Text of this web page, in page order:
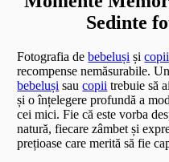
Sedinte
Fotografia debebeluși șicopii
recompense nemăsurabile.
bebeluși saucopii trebuie să
și o înțelegere profundă a
cei mici. Fie că este vorba
natură, fiecare zâmbet și
prețioase care merită să fie